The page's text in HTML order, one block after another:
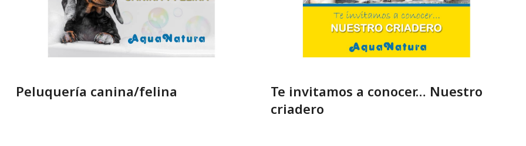
Peluquería canina/felina
Te invitamos a conocer… Nuestro
criadero